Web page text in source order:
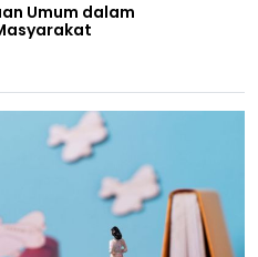
Umum dalam